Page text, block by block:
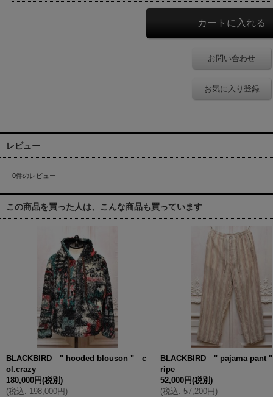
お問い合わせ
お気に入り登録
レビュー
0件のレビュー
この商品を買った人は、こんな商品も買っています
BLACKBIRD " hooded blouson " c
ol.crazy
180,000円(税別)
(税込: 198,000円)
BLACKBIRD " pajama
ripe
52,000円(税別)
(税込: 57,200円)